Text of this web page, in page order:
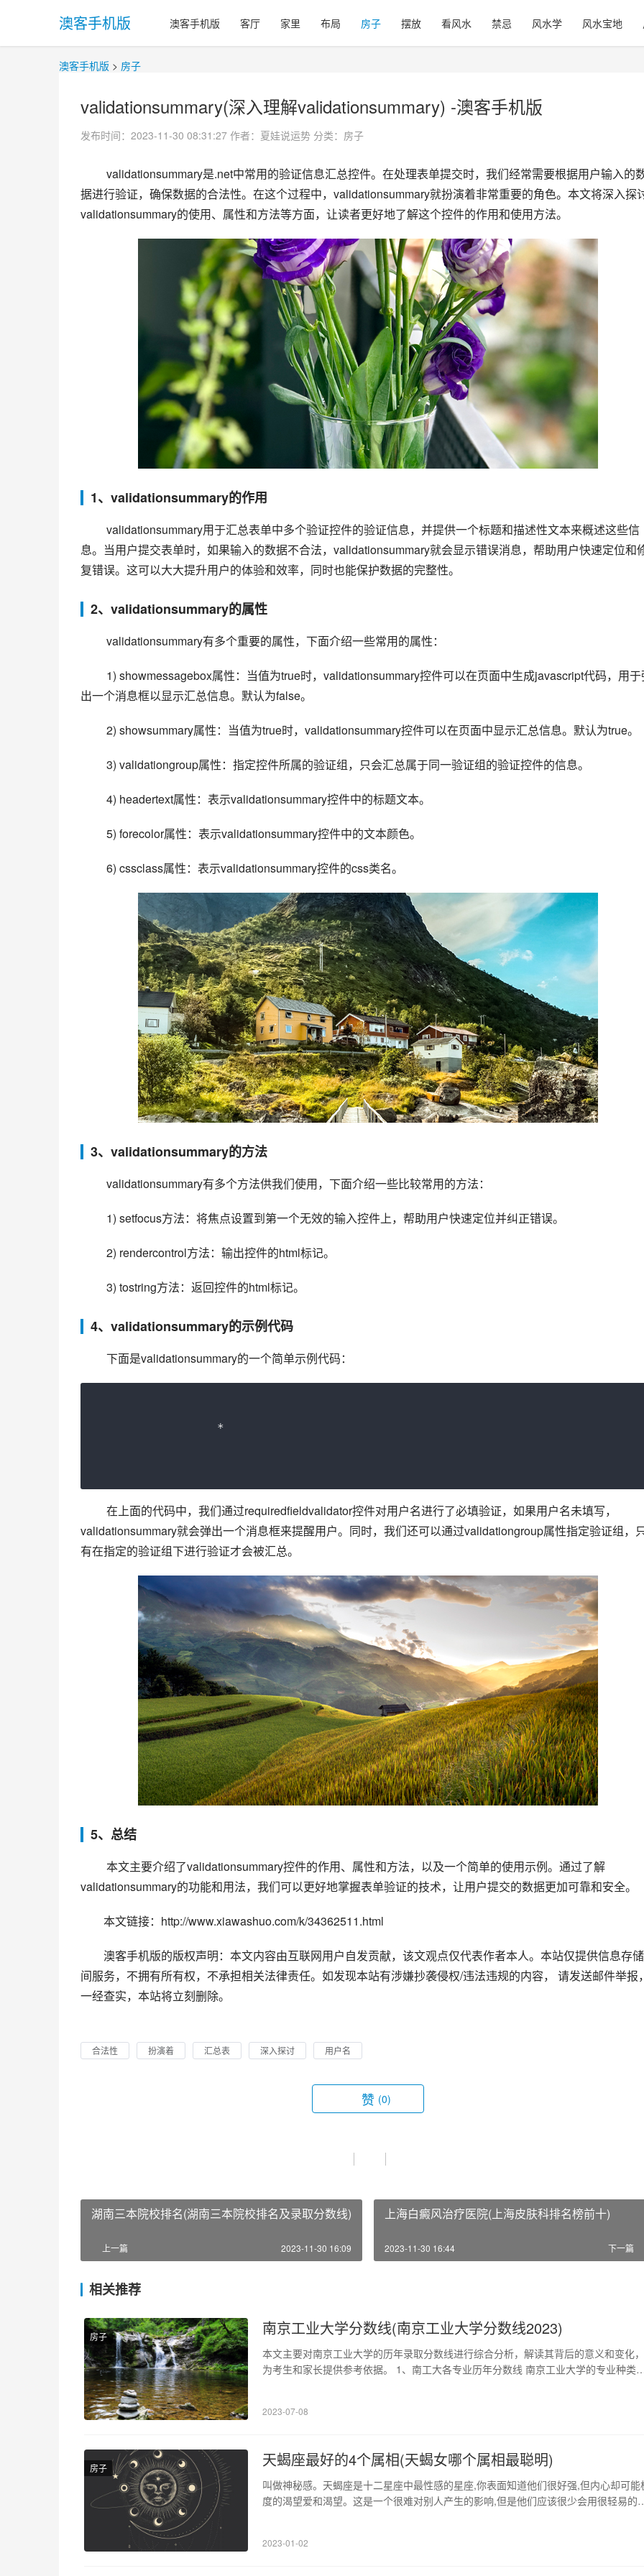
澳客手机版 澳客手机版 客厅 家里 布局 房子 摆放 看风水 禁忌 风水学 风水宝地
澳客手机版 > 房子
validationsummary(深入理解validationsummary) -澳客手机版
发布时间：2023-11-30 08:31:27 作者：夏娃说运势 分类： 房子
据进行验证，确保数据的合法性。在这个过程中，validationsummary就扮演着非常重要的角色。本文将深入探
validationsummary的使用、属性和方法等方面，让读者更好地了解这个控件的作用和使用方法。
1、validationsummary的作用
息。当用户提交表单时，如果输入的数据不合法，validationsummary就会显示错误消息，帮助用户快速定位和
复错误。这可以大大提升用户的体验和效率，同时也能保护数据的完整性。
2、validationsummary的属性
validationsummary有多个重要的属性，下面介绍一些常用的属性：
出一个消息框以显示汇总信息。默认为false。
2) showsummary属性：当值为true时，validationsummary控件可以在页面中显示汇总信息。默认为true。
3) validationgroup属性：指定控件所属的验证组，只会汇总属于同一验证组的验证控件的信息。
4) headertext属性：表示validationsummary控件中的标题文本。
5) forecolor属性：表示validationsummary控件中的文本颜色。
6) cssclass属性：表示validationsummary控件的css类名。
3、validationsummary的方法
validationsummary有多个方法供我们使用，下面介绍一些比较常用的方法：
1) setfocus方法：将焦点设置到第一个无效的输入控件上，帮助用户快速定位并纠正错误。
2) rendercontrol方法：输出控件的html标记。
3) tostring方法：返回控件的html标记。
4、validationsummary的示例代码
下面是validationsummary的一个简单示例代码：
*
validationsummary就会弹出一个消息框来提醒用户。同时，我们还可以通过validationgroup属性指定验证组，
有在指定的验证组下进行验证才会被汇总。
5、总结
validationsummary的功能和用法，我们可以更好地掌握表单验证的技术，让用户提交的数据更加可靠和安全。
本文链接：http://www.xiawashuo.com/k/34362511.html
澳客手机版的版权声明：本文内容由互联网用户自发贡献，该文观点仅代表作者本人。本站仅提供信息存
间服务，不拥有所有权，不承担相关法律责任。如发现本站有涉嫌抄袭侵权/违法违规的内容， 请发送邮件举报
一经查实，本站将立刻删除。
合法性 扮演着 汇总表 深入探讨 用户名
赞 (0)
湖南三本院校排名(湖南三本院校排名及录取分数线)
上一篇 2023-11-30 16:09
上海白癜风治疗医院(上海皮肤科排名榜前十)
下一篇
2023-11-30 16:44
相关推荐
房子 南京工业大学分数线(南京工业大学分数线2023)
本文主要对南京工业大学的历年录取分数线进行综合分析，解读其背后的意义和变化，
为考生和家长提供参考依据。 1、南工大各专业历年分数线 南京工业大学的专业种类
但其录取分数线并非静止不变。本节将对南工大录取分数…
2023-07-08
房子 天蝎座最好的4个属相(天蝎女哪个属相最聪明)
叫做神秘感。天蝎座是十二星座中最性感的星座,你表面知道他们很好强,但内心却可能
度的渴望爱和渴望。这是一个很难对别人产生的影响,但是他们应该很少会用很轻易的
属相会非常明确地告诉你自己是之前的那些感情…
2023-01-02